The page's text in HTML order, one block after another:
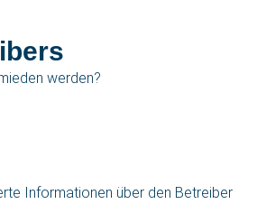
werden?
Informationen über den Betreiber